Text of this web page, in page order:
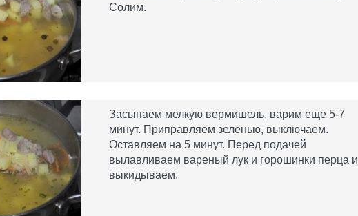
Солим.
Засыпаем мелкую вермишель, варим еще 5-7
минут. Приправляем зеленью, выключаем.
Оставляем на 5 минут. Перед подачей
вылавливаем вареный лук и горошинки перца и
выкидываем.